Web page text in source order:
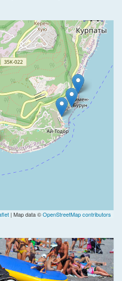
| Map data ©OpenStreetMap contributors